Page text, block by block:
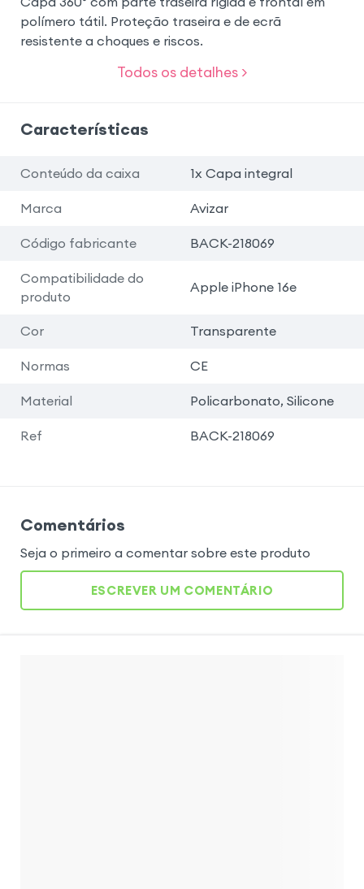
polímero tátil. Proteção traseira e de ecrã
resistente a choques e riscos.
Todos os detalhes >
Características
Conteúdo da caixa 1x Capa integral
Marca Avizar
Código fabricante BACK-218069
Compatibilidade do
produto
Apple iPhone 16e
Cor Transparente
Normas CE
Material Policarbonato, Silicone
Ref BACK-218069
Comentários
Seja o primeiro a comentar sobre este produto
ESCREVER UM COMENTÁRIO